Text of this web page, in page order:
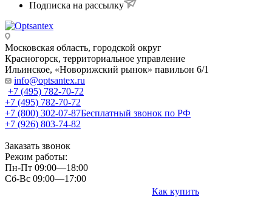
Подписка на рассылку
Московская область, городской округ
Красногорск, территориальное управление
Ильинское, «Новорижский рынок» павильон 6/1
info@optsantex.ru
+7 (495) 782-70-72
+7 (495) 782-70-72
+7 (800) 302-07-87Бесплатный звонок по РФ
+7 (926) 803-74-82
Заказать звонок
Режим работы:
Пн-Пт 09:00—18:00
Сб-Вс 09:00—17:00
Как купить